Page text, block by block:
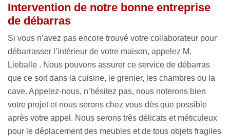
Intervention de notre bonne entreprise
de débarras
Si vous n’avez pas encore trouvé votre collaborateur pour
débarrasser l’intérieur de votre maison, appelez M.
Lieballe . Nous pouvons assurer ce service de débarras
que ce soit dans la cuisine, le grenier, les chambres ou la
cave. Appelez-nous, n’hésitez pas, nous noterons bien
votre projet et nous serons chez vous dès que possible
après votre appel. Nous serons très délicats et méticuleux
pour le déplacement des meubles et de tous objets fragiles